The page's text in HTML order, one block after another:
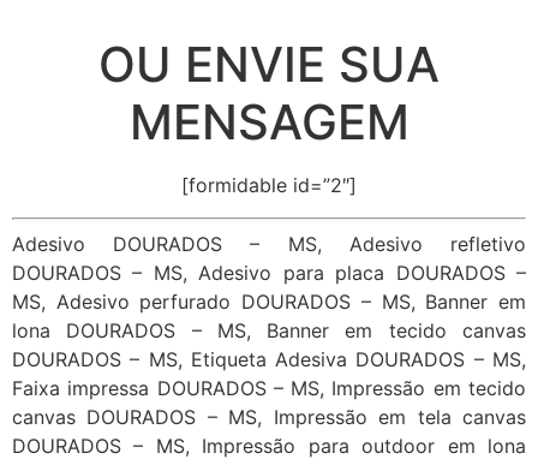
OU ENVIE SUA
MENSAGEM
[formidable id=”2″]
Adesivo DOURADOS – MS, Adesivo refletivo
DOURADOS – MS, Adesivo para placa DOURADOS –
MS, Adesivo perfurado DOURADOS – MS, Banner em
lona DOURADOS – MS, Banner em tecido canvas
DOURADOS – MS, Etiqueta Adesiva DOURADOS – MS,
Faixa impressa DOURADOS – MS, Impressão em tecido
canvas DOURADOS – MS, Impressão em tela canvas
DOURADOS – MS, Impressão para outdoor em lona